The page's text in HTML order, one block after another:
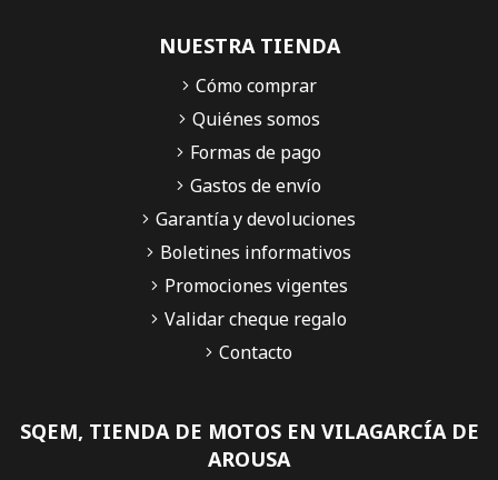
SQEM, TIENDA DE MOTOS EN VILAGARCÍA DE
AROUSA
NUESTRA TIENDA
Cómo comprar
Quiénes somos
Formas de pago
Gastos de envío
Garantía y devoluciones
Boletines informativos
Promociones vigentes
Validar cheque regalo
Contacto